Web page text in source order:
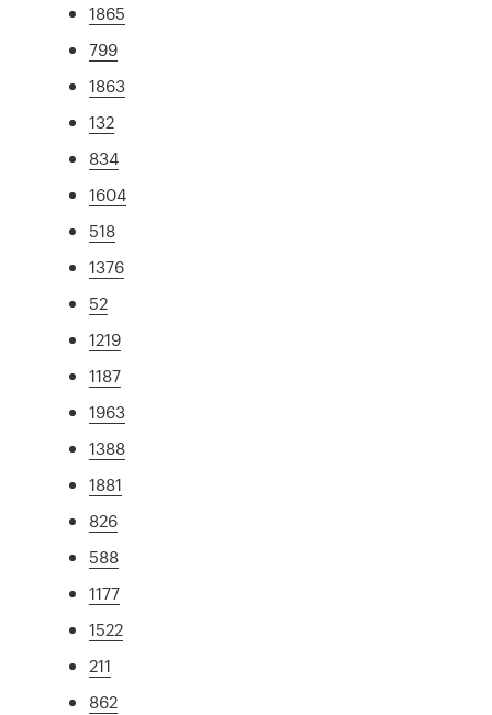
1865
799
1863
132
834
1604
518
1376
52
1219
1187
1963
1388
1881
826
588
1177
1522
211
862